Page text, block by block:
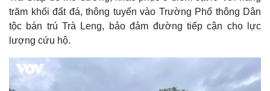
Giá cà phê
trăm khối đất đá, thông tuyến vào Trường Phổ thông Dân
tộc bán trú Trà Leng, bảo đảm đường tiếp cận cho lực
lượng cứu hộ.